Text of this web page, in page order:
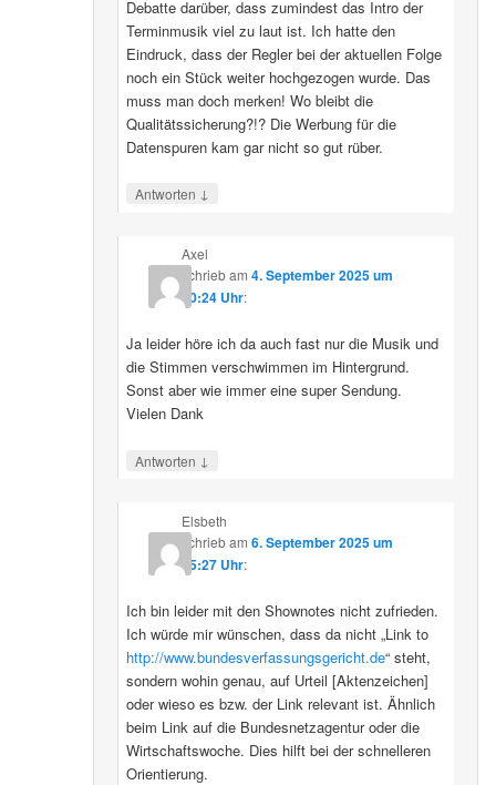
Debatte darüber, dass zumindest das Intro der
Terminmusik viel zu laut ist. Ich hatte den
Eindruck, dass der Regler bei der aktuellen Folge
noch ein Stück weiter hochgezogen wurde. Das
muss man doch merken! Wo bleibt die
Qualitätssicherung?!? Die Werbung für die
Datenspuren kam gar nicht so gut rüber.
Antworten ↓
Axel
schriebam 4. September 2025 um
10:24 Uhr:
Ja leider höre ich da auch fast nur die Musik und
die Stimmen verschwimmen im Hintergrund.
Sonst aber wie immer eine super Sendung.
Vielen Dank
Antworten ↓
Elsbeth
schriebam 6. September 2025 um
15:27 Uhr:
Ich bin leider mit den Shownotes nicht zufrieden.
Ich würde mir wünschen, dass da nicht „Link to
http://www.bundesverfassungsgericht.de“ steht,
sondern wohin genau, auf Urteil [Aktenzeichen]
oder wieso es bzw. der Link relevant ist. Ähnlich
beim Link auf die Bundesnetzagentur oder die
Wirtschaftswoche. Dies hilft bei der schnelleren
Orientierung.